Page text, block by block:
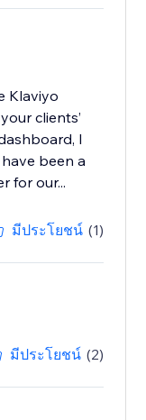
Klaviyo
clients’
I
been a
for our...
มีประโยชน์ (1)
มีประโยชน์ (2)